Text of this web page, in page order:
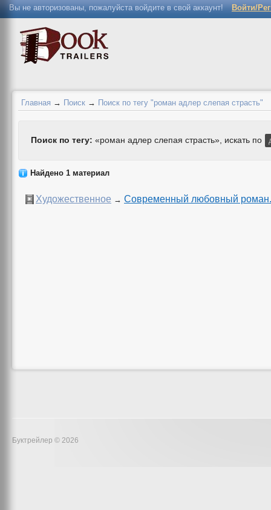
Вы не авторизованы, пожалуйста войдите в свой аккаунт! Войти/
Главная → Поиск → Поиск по тегу "роман адлер слепая страсть"
Поиск по тегу: «роман адлер слепая страсть», искать по
Найдено 1 материал
Художественное → Современный любовный
Буктрейлер © 2026